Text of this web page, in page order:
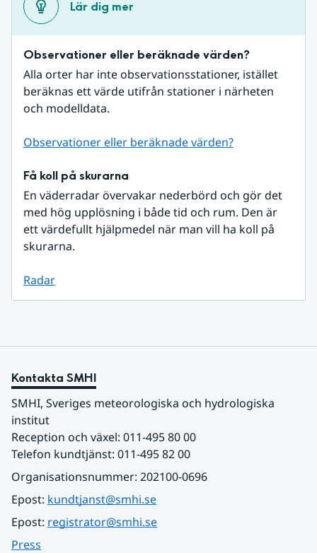
Lär dig mer
Observationer eller beräknade värden?
Alla orter har inte observationsstationer, istället
beräknas ett värde utifrån stationer i närheten
och modelldata.
Observationer eller beräknade värden?
Få koll på skurarna
En väderradar övervakar nederbörd och gör det
med hög upplösning i både tid och rum. Den är
ett värdefullt hjälpmedel när man vill ha koll på
skurarna.
Radar
Kontakta SMHI
SMHI, Sveriges meteorologiska och hydrologiska
institut
Reception och växel: 011-495 80 00
Telefon kundtjänst: 011-495 82 00
Organisationsnummer: 202100-0696
Epost: kundtjanst@smhi.se
Epost: registrator@smhi.se
Press